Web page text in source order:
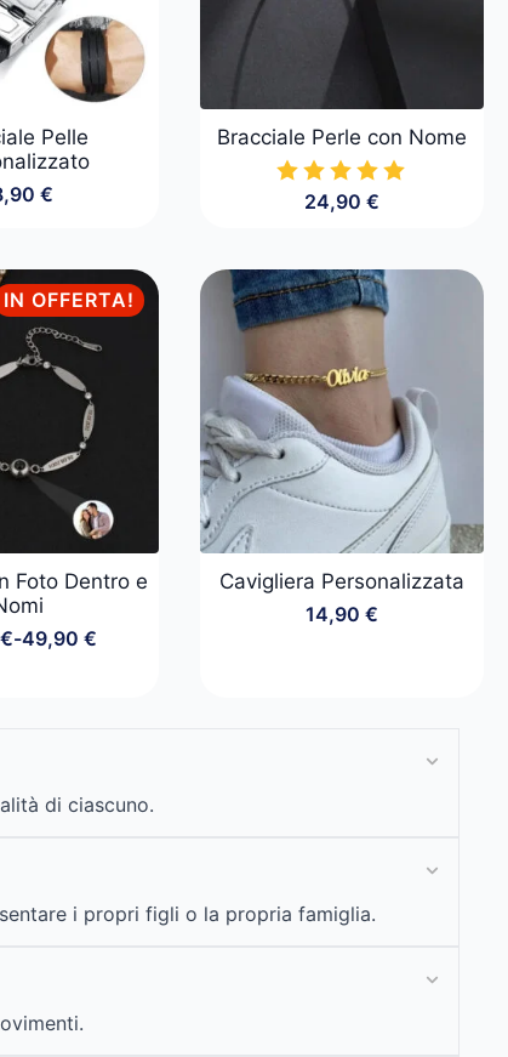
Pelle
€
Bracciale Perle con Nome
24,90€
IN OFFERTA!
Foto Dentro e
€-49,90 €
Fascia
Cavigliera Personalizzata
14,90€
di ciascuno.
i propri figli o la propria famiglia.